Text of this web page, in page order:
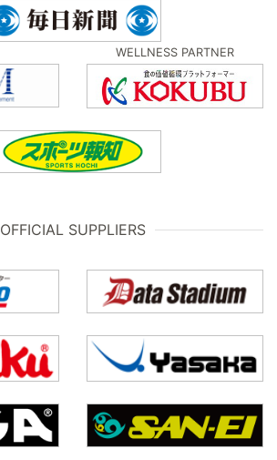
WELLNESS PARTNER
OFFICIAL SUPPLIERS